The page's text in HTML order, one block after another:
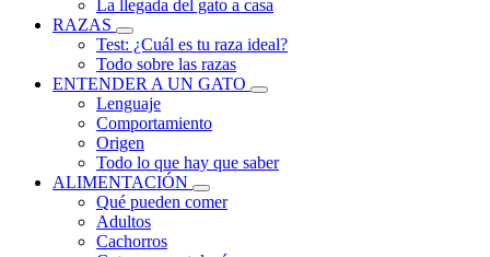
La llegada del gato a casa
RAZAS
Test: ¿Cuál es tu raza ideal?
Todo sobre las razas
ENTENDER A UN GATO
Lenguaje
Comportamiento
Origen
Todo lo que hay que saber
ALIMENTACIÓN
Qué pueden comer
Adultos
Cachorros